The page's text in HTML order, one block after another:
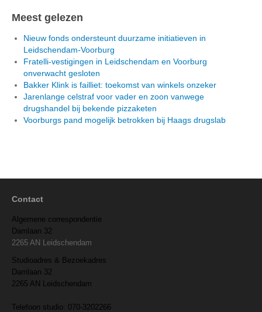
Meest gelezen
Nieuw fonds ondersteunt duurzame initiatieven in
Leidschendam-Voorburg
Fratelli-vestigingen in Leidschendam en Voorburg
onverwacht gesloten
Bakker Klink is failliet: toekomst van winkels onzeker
Jarenlange celstraf voor vader en zoon vanwege
drugshandel bij bekende pizzaketen
Voorburgs pand mogelijk betrokken bij Haags drugslab
Contact
Algemene correspondentie
Damlaan 32
2265 AN Leidschendam
Studioadres & Bezoekadres
Damlaan 32
2265 AN Leidschendam
Telefoon studio: 070-3202266